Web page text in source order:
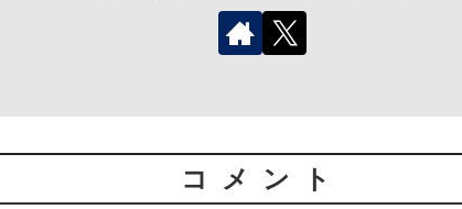
コメント